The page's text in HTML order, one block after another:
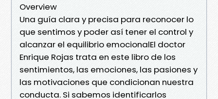
Overview
Una guía clara y precisa para reconocer lo
que sentimos y poder así tener el control y
alcanzar el equilibrio emocionalEl doctor
Enrique Rojas trata en este libro de los
sentimientos, las emociones, las pasiones y
las motivaciones que condicionan nuestra
conducta. Si sabemos identificarlos